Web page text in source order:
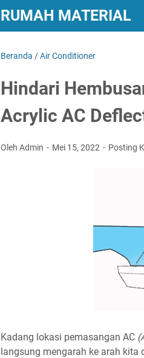
RUMAH MATERIAL
Beranda /Air Conditioner
Hindari
Acrylic AC
Oleh Admin Mei 15, 2022 Posting
Kadang lokasi pemasangan AC
langsung mengarah ke arah